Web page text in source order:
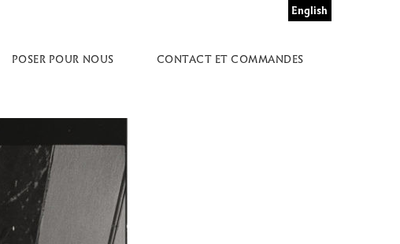
English
POSER POUR NOUS CONTACT ET COMMANDES